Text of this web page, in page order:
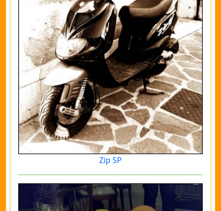
Zip SP